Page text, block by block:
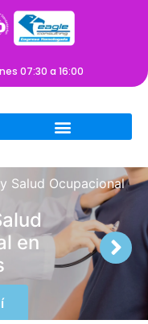
07:30 a 16:00
Salud Ocupacional
en